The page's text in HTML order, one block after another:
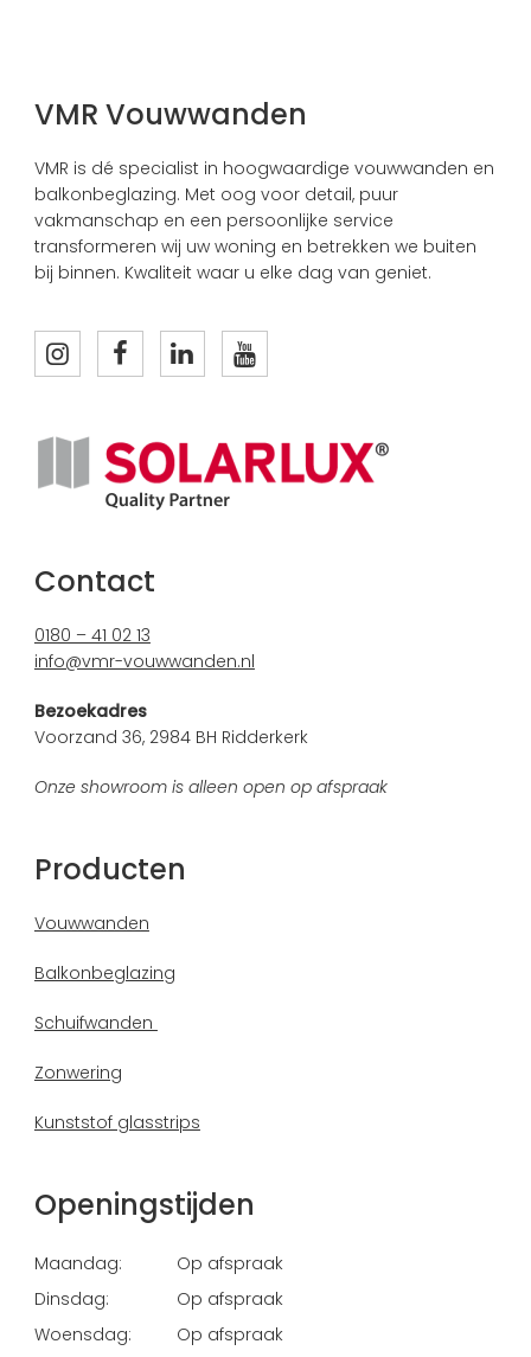
VMR Vouwwanden
VMR is dé specialist in hoogwaardige vouwwanden en
balkonbeglazing. Met oog voor detail, puur
vakmanschap en een persoonlijke service
transformeren wij uw woning en betrekken we buiten
bij binnen. Kwaliteit waar u elke dag van geniet.
Contact
0180 – 41 02 13
info@vmr-vouwwanden.nl
Bezoekadres
Voorzand 36, 2984 BH Ridderkerk
Onze showroom is alleen open op afspraak
Producten
Vouwwanden
Balkonbeglazing
Schuifwanden
Zonwering
Kunststof glasstrips
Openingstijden
Maandag:
Op afspraak
Dinsdag:
Op afspraak
Woensdag:
Op afspraak